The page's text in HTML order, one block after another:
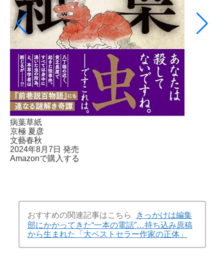
病葉草紙
京極 夏彦
文藝春秋
2024年8月7日 発売
Amazonで購入する
おすすめの関連記事はこちら
きっかけは編集
部にかかってきた“一本の電話”…持ち込み原稿
から生まれた「大ベストセラー作家の正体」